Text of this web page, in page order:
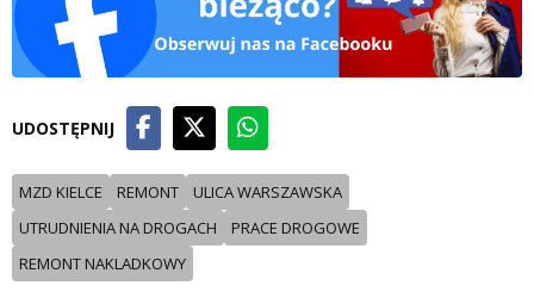
UDOSTĘPNIJ
MZD KIELCE REMONT
ULICA WARSZAWSKA
UTRUDNIENIA NA DROGACH
PRACE DROGOWE
REMONT NAKLADKOWY